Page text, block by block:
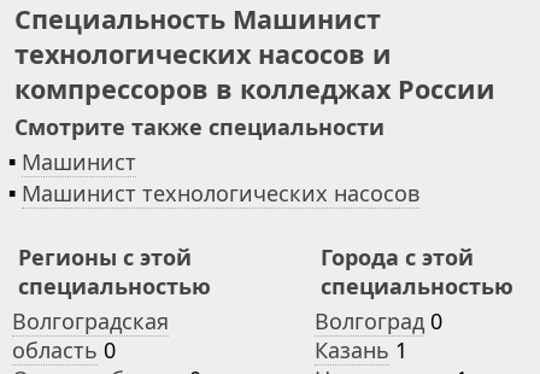
Специальность Машинист
технологических насосов и
компрессоров в колледжах России
Смотрите также специальности
▪ Машинист
▪ Машинист технологических насосов
Регионы с этой
специальностью
Волгоградская
область 0
Города с этой
специальностью
Волгоград 0
Казань 1